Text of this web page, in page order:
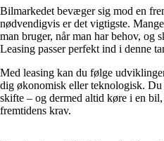
Bilmarkedet bevæger sig mod en
nødvendigvis er det vigtigste.
man bruger, når man har behov, og
Leasing passer perfekt ind i denne
Med leasing kan du følge
dig økonomisk eller teknologisk.
skifte – og dermed altid køre i en
fremtidens krav.